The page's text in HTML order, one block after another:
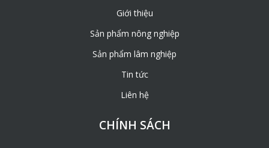
Giới thiệu
Sản phẩm nông nghiệp
Sản phẩm lâm nghiệp
Tin tức
Liên hệ
CHÍNH SÁCH